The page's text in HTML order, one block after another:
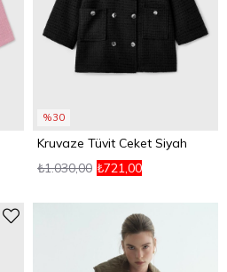
%30
Kruvaze Tüvit Ceket Siyah
₺721,00
₺1.030,00